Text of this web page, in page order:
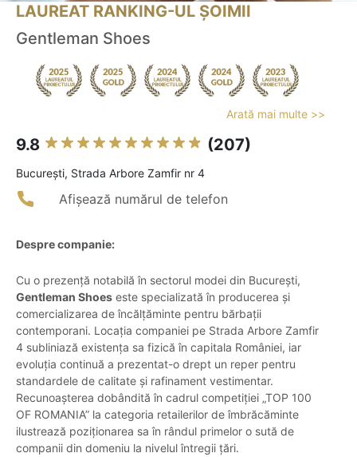
LAUREAT RANKING-UL ȘOIMII
Gentleman Shoes
Arată mai multe >>
9.8 (207)
Bucureşti, Strada Arbore Zamfir nr 4
Afișează numărul de telefon
Despre companie:
Cu o prezență notabilă în sectorul modei din București,
Gentleman Shoes este specializată în producerea și
comercializarea de încălțăminte pentru bărbații
contemporani. Locația companiei pe Strada Arbore Zamfir
4 subliniază existența sa fizică în capitala României, iar
evoluția continuă a prezentat-o drept un reper pentru
standardele de calitate și rafinament vestimentar.
Recunoașterea dobândită în cadrul competiției „TOP 100
OF ROMANIA” la categoria retailerilor de îmbrăcăminte
ilustrează poziționarea sa în rândul primelor o sută de
companii din domeniu la nivelul întregii țări.